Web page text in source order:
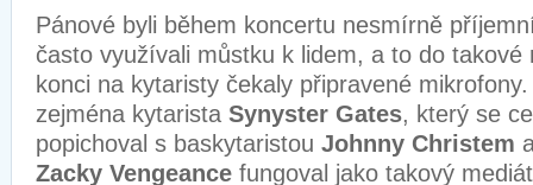
Pánové byli během koncertu nesmírně
často využívali můstku k lidem, a to do takové
konci na kytaristy čekaly připravené
zejména kytarista Synyster Gates, který se
popichoval s baskytaristou Johnny Christem
Zacky Vengeance fungoval jako takový